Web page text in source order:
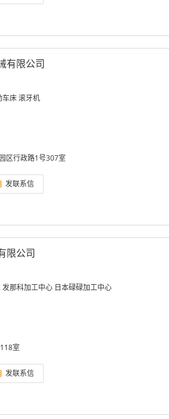
有限公司
车床滚牙机
区行政路1号307室
发联系信
限公司
发那科加工中心 日本碌碌加工中心
室
发联系信